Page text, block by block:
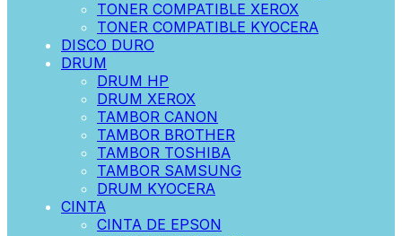
TONER COMPATIBLE XEROX
TONER COMPATIBLE KYOCERA
DISCO DURO
DRUM
DRUM HP
DRUM XEROX
TAMBOR CANON
TAMBOR BROTHER
TAMBOR TOSHIBA
TAMBOR SAMSUNG
DRUM KYOCERA
CINTA
CINTA DE EPSON